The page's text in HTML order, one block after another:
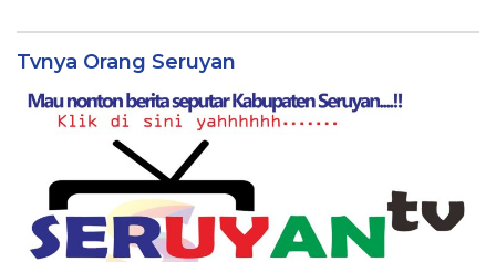
Tvnya Orang Seruyan